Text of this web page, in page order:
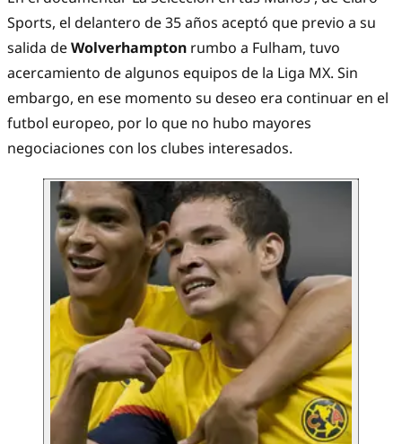
Sports, el delantero de 35 años aceptó que previo a su
salida deWolverhampton rumbo a Fulham, tuvo
acercamiento de algunos equipos de la Liga MX. Sin
embargo, en ese momento su deseo era continuar en el
futbol europeo, por lo que no hubo mayores
negociaciones con los clubes interesados.